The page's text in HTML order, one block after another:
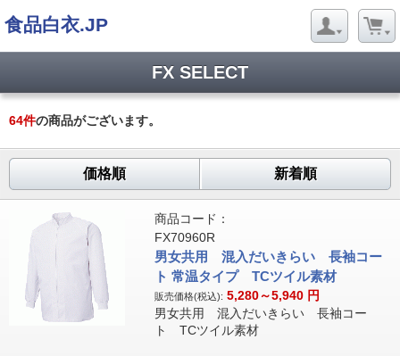
食品白衣.JP
FX SELECT
64件の商品がございます。
価格順 新着順
商品コード：
FX70960R
男女共用 混入だいきらい 長袖コー
ト 常温タイプ TCツイル素材
販売価格(税込): 5,280～5,940 円
男女共用 混入だいきらい 長袖コー
ト TCツイル素材